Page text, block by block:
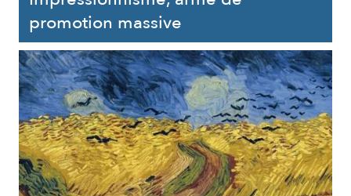
promotion massive